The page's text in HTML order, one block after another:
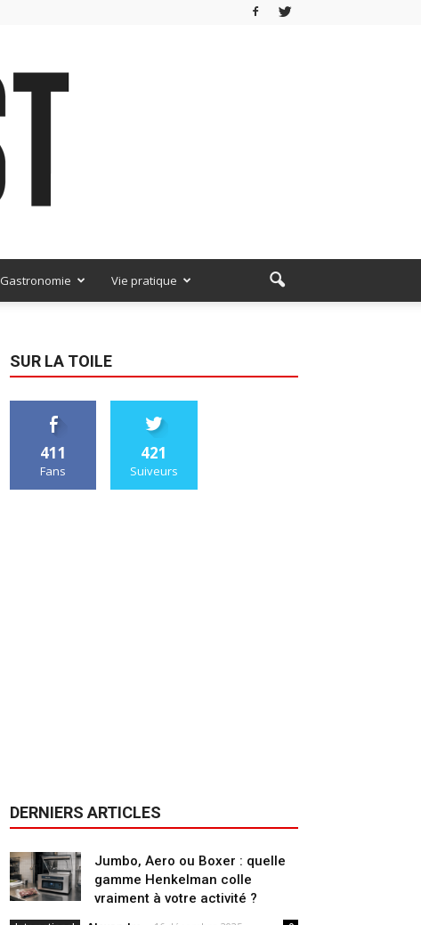
Gastronomie Vie pratique
SUR LA TOILE
411
Fans
421
Suiveurs
DERNIERS ARTICLES
Jumbo, Aero ou Boxer : quelle
gamme Henkelman colle
vraiment à votre activité ?